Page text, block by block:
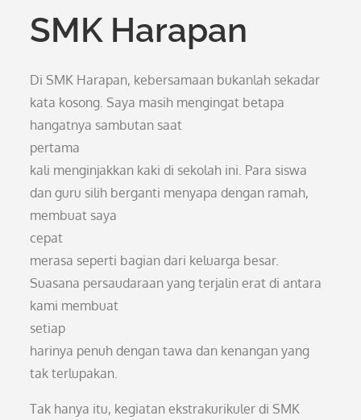
SMK Harapan
Di SMK Harapan, kebersamaan bukanlah sekadar
kata kosong. Saya masih mengingat betapa
hangatnya sambutan saat
pertama
kali menginjakkan kaki di sekolah ini. Para siswa
dan guru silih berganti menyapa dengan ramah,
membuat saya
cepat
merasa seperti bagian dari keluarga besar.
Suasana persaudaraan yang terjalin erat di antara
kami membuat
setiap
harinya penuh dengan tawa dan kenangan yang
tak terlupakan.
Tak hanya itu, kegiatan ekstrakurikuler di SMK